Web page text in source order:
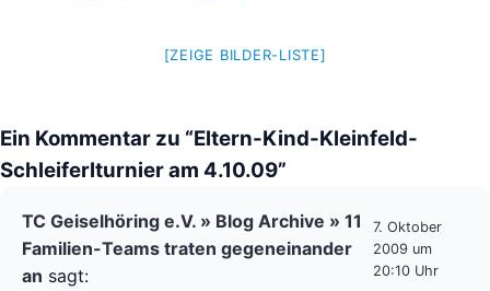
[ZEIGE BILDER-LISTE]
Ein Kommentar zu “Eltern-Kind-Kleinfeld-
Schleiferlturnier am 4.10.09”
TC Geiselhöring e.V. » Blog Archive » 11
Familien-Teams traten gegeneinander
an sagt:
7. Oktober
2009 um
20:10 Uhr